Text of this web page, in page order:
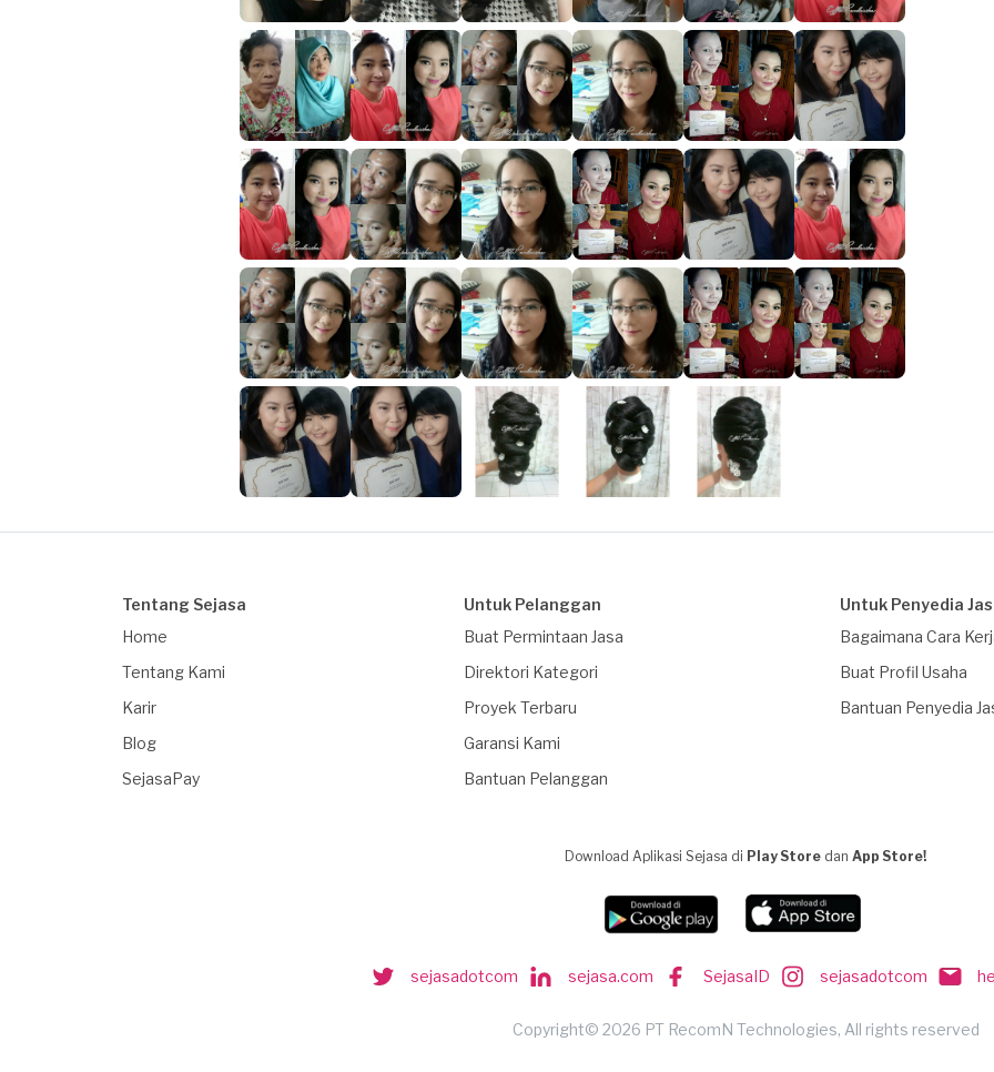
Tentang Sejasa
Home
Tentang Kami
Karir
Blog
SejasaPay
Untuk Pelanggan
Buat Permintaan Jasa
Direktori Kategori
Proyek Terbaru
Garansi Kami
Bantuan Pelanggan
Untuk Penyedia
Bagaimana Cara
Buat Profil Usaha
Bantuan Penyedia
Download Aplikasi Sejasa di Play Store dan App Store!
sejasadotcom sejasa.com SejasaID sejasadotcom
Copyright© 2026 PT RecomN Technologies, All rights reserved